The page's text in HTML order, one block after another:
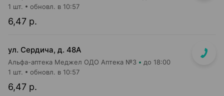
6,47 р.
1 шт. обновл. в 10:57
ул. Сердича, д. 48А
Альфа-аптека Меджел ОДО Аптека №3 до 18:00
6,47 р.
1 шт. обновл. в 10:57